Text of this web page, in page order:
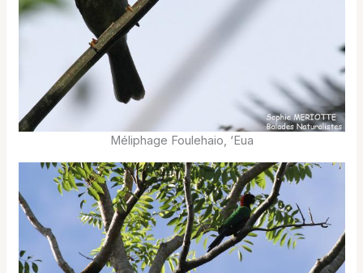
Méliphage Foulehaio, ‘Eua